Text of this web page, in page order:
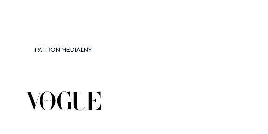
PATRON MEDIALNY